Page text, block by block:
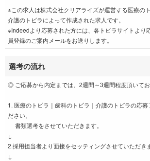
※この求人は株式会社クリアライズが運営する医療の
介護のトビラによって作成された求人です。
※Indeedより応募された方には、各トビラサイトより
員登録のご案内メールをお送りします。
選考の流れ
◎ ご応募から内定までは、2週間～3週間程度頂いて
1. 医療のトビラ｜歯科のトビラ｜介護のトビラの応募
ださい。
書類選考をさせていただきます。
↓
2.採用担当者より面接をセッティングさせていただき
↓